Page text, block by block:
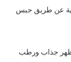
عن طريق حبس
جذاب ورطب